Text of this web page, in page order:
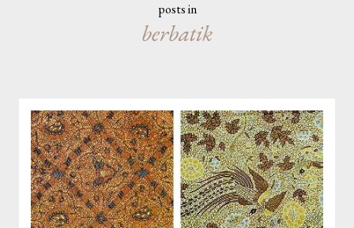
posts in
berbatik